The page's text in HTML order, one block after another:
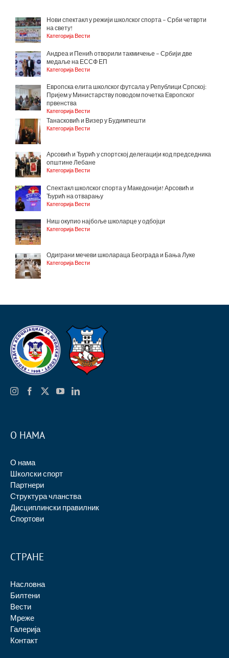
Нови спектакл у режији школског спорта – Срби четврти
на свету!
Категорија Вести
Андреа и Пенић отворили такмичење – Србији две
медаље на ЕССФ ЕП
Категорија Вести
Европска елита школског футсала у Републици Српској:
Пријем у Министарству поводом почетка Европског
првенства
Категорија Вести
Танасковић и Визер у Будимпешти
Категорија Вести
Арсовић и Ђурић у спортској делегацији код председника
општине Лебане
Категорија Вести
Спектакл школског спорта у Македонији! Арсовић и
Ђурић на отварању
Категорија Вести
Ниш окупио најбоље школарце у одбојци
Категорија Вести
Одиграни мечеви школараца Београда и Бања Луке
Категорија Вести
О НАМА
О нама
Школски спорт
Партнери
Структура чланства
Дисциплински правилник
Спортови
СТРАНЕ
Насловна
Билтени
Вести
Мреже
Галерија
Контакт